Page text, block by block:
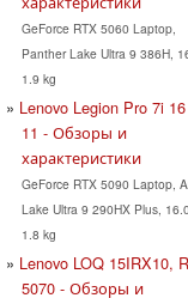
GeForce RTX 5060 Laptop,
Panther Lake Ultra 9 386H,
1.9 kg
Lenovo Legion Pro 7i
11 - Обзоры и
характеристики
GeForce RTX 5090 Laptop,
Lake Ultra 9 290HX Plus,
1.8 kg
Lenovo LOQ 15IRX10,
5070 - Обзоры и